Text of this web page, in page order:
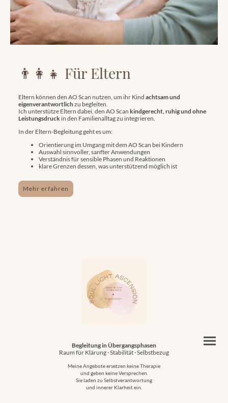
👨‍👩‍👧 Für Eltern
Eltern können den AO Scan nutzen, um ihr Kind achtsam und
eigenverantwortlichzu begleiten.
Ich unterstütze Eltern dabei, den AO Scan kindgerecht, ruhig und ohne
Leistungsdruck in den Familienalltag zu integrieren.
In der Eltern-Begleitung geht es um:
Orientierung im Umgang mit dem AO Scan bei Kindern
Auswahl sinnvoller, sanfter Anwendungen
Verständnis für sensible Phasen und Reaktionen
klare Grenzen dessen, was unterstützend möglich ist
Mehr erfahren
Begleitung in Übergangsphasen
Raum für Klärung · Stabilität · Selbstbezug
Meine Angebote ersetzen keine Therapie
und geben keine Versprechen.
Sie laden zu Selbstverantwortung
und innerer Klarheit ein.